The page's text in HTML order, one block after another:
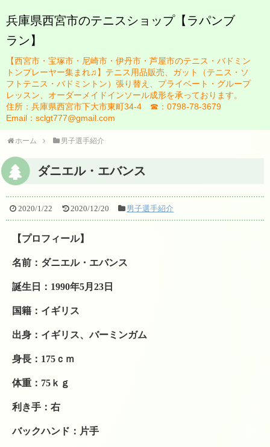
兵庫県西宮市のテニスショップ【ラパンブ
ラン】
【西宮市・宝塚市・尼崎市・伊丹市・芦屋市のテニス・バドミン
トンプレーヤー集まれ♫】テニス用品販売、ガット（テニス・ソ
フトテニス・バドミントン）張り替え、プライベート・グループ
レッスン、オーダーメイドインソール成形を承っております。
住所：兵庫県西宮市下大市東町34-4 ☎：0798-78-3679
Email：sclgt777@gmail.com
ホーム 男子選手紹介
ダニエル・エバンス
2020/1/22 2020/12/20 男子選手紹介
【プロフィール】
名前：ダニエル・エバンス
誕生日：1990年5月23日
国籍：イギリス
出身：イギリス、バーミンガム
身長：175ｃｍ
体重：75ｋｇ
利き手：右
バックハンド：片手
HOME
ブログ
お知らせ一覧
スタッフ紹介
佐藤英治
瀬藤祐司
ガット張り替え
テニスレッスンについて
レッスン規定
硬式テニスラケット
ソフトテニスラケット